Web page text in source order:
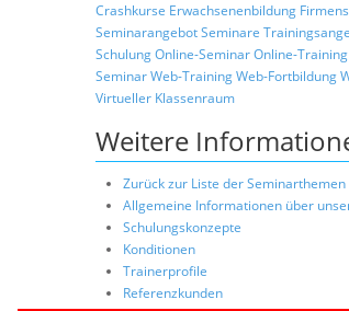
Crashkurse Erwachsenenbildung
SeminarangebotSeminare
SchulungOnline-SeminarOnline-Training
SeminarWeb-TrainingWeb-Fortbildung
Virtueller Klassenraum
Weitere
Zurück zur Liste der Seminarthemen
Allgemeine Informationen über
Schulungskonzepte
Konditionen
Trainerprofile
Referenzkunden